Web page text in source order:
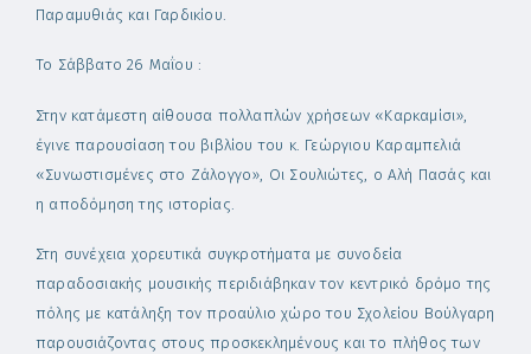
Παραμυθιάς και Γαρδικίου.
Το Σάββατο 26 Μαΐου :
Στην κατάμεστη αίθουσα πολλαπλών χρήσεων «Καρκαμίσι»,
έγινε παρουσίαση του βιβλίου του κ. Γεώργιου Καραμπελιά
«Συνωστισμένες στο Ζάλογγο», Οι Σουλιώτες, ο Αλή Πασάς και
η αποδόμηση της ιστορίας.
Στη συνέχεια χορευτικά συγκροτήματα με συνοδεία
παραδοσιακής μουσικής περιδιάβηκαν τον κεντρικό δρόμο της
πόλης με κατάληξη τον προαύλιο χώρο του Σχολείου Βούλγαρη
παρουσιάζοντας στους προσκεκλημένους και το πλήθος των